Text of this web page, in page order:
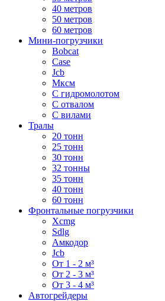
40 метров
50 метров
60 метров
Мини-погрузчики
Bobcat
Case
Jcb
Мксм
С гидромолотом
С отвалом
С вилами
Тралы
20 тонн
25 тонн
30 тонн
32 тонны
35 тонн
40 тонн
60 тонн
Фронтальные погрузчики
Xcmg
Sdlg
Амкодор
Jcb
От 1 - 2 м³
От 2 - 3 м³
От 3 - 4 м³
Автогрейдеры